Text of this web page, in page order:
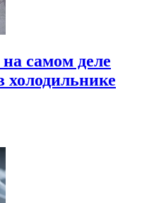
самом деле
холодильнике